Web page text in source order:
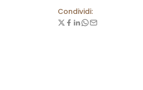
Condividi: